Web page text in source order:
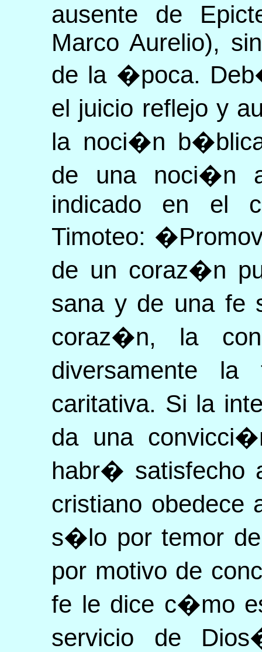
ausente de
Marco Aurelio),
de la �poca.
el juicio reflejo y
la noci�n
de una noci�n
indicado en el
Timoteo:
de un coraz�n
sana y de una fe
coraz�n, la
diversamente
caritativa. Si la
da una
habr� satisfecho
cristiano
s�lo por temor
por motivo de
fe le dice c�mo
servicio de